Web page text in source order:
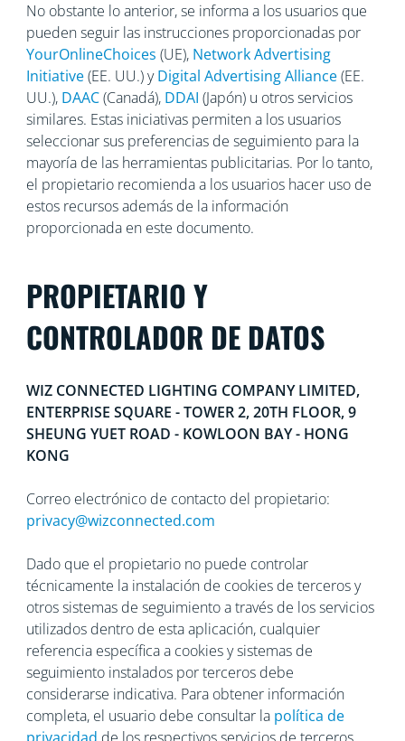
No obstante lo anterior, se informa a los usuarios que
pueden seguir las instrucciones proporcionadas por
YourOnlineChoices (UE), Network Advertising
Initiative(EE. UU.) yDigital Advertising Alliance(EE.
UU.), DAAC(Canadá), DDAI (Japón) u otros servicios
similares. Estas iniciativas permiten a los usuarios
seleccionar sus preferencias de seguimiento para la
mayoría de las herramientas publicitarias. Por lo tanto,
el propietario recomienda a los usuarios hacer uso de
estos recursos además de la información
proporcionada en este documento.
PROPIETARIO Y
CONTROLADOR DE DATOS
WIZ CONNECTED LIGHTING COMPANY LIMITED,
ENTERPRISE SQUARE - TOWER 2, 20TH FLOOR, 9
SHEUNG YUET ROAD - KOWLOON BAY - HONG
KONG
Correo electrónico de contacto del propietario:
privacy@wizconnected.com
Dado que el propietario no puede controlar
técnicamente la instalación de cookies de terceros y
otros sistemas de seguimiento a través de los servicios
utilizados dentro de esta aplicación, cualquier
referencia específica a cookies y sistemas de
seguimiento instalados por terceros debe
considerarse indicativa. Para obtener información
completa, el usuario debe consultar la política de